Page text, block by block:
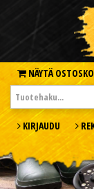
NÄYTÄ
KIRJAUDU